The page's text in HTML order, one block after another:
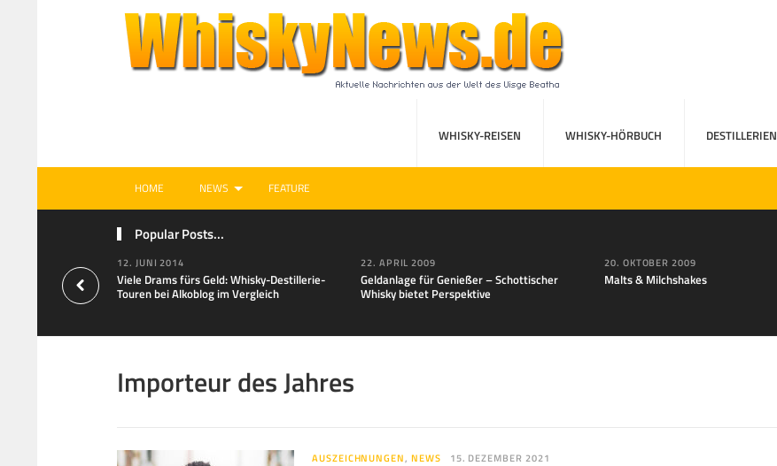
WHISKY-REISEN WHISKY-HÖRBUCH DESTILLERIEN
HOME NEWS FEATURE
Popular Posts...
12. JUNI 2014
Viele Drams fürs Geld: Whisky-Destillerie-
Touren bei Alkoblog im Vergleich
22. APRIL 2009
Geldanlage für Genießer – Schottischer
Whisky bietet Perspektive
20. OKTOBER 2009
Malts & Milchshakes
Importeur des Jahres
AUSZEICHNUNGEN, NEWS 15. DEZEMBER 2021